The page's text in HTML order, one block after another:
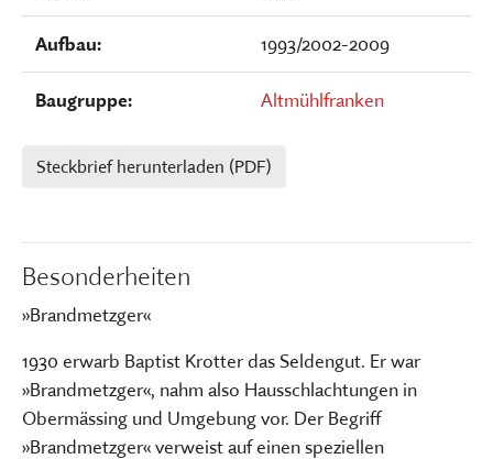
Aufbau: 1993/2002-2009
Baugruppe: Altmühlfranken
Steckbrief herunterladen (PDF)
Besonderheiten
»Brandmetzger«
1930 erwarb Baptist Krotter das Seldengut. Er war
»Brandmetzger«, nahm also Hausschlachtungen in
Obermässing und Umgebung vor. Der Begriff
»Brandmetzger« verweist auf einen speziellen